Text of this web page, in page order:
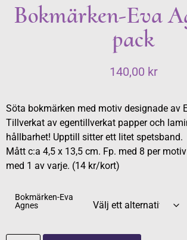
Bokmärken-Eva
pack
140,00 kr
Söta bokmärken med motiv designade av
Tillverkat av egentillverkat papper och
hållbarhet! Upptill sitter ett litet spetsband.
Mått c:a 4,5 x 13,5 cm. Fp. med 8 per
med 1 av varje. (14 kr/kort)
Bokmärken-Eva
Agnes